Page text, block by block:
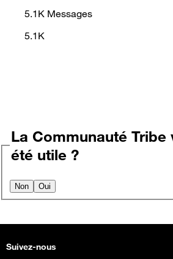
5.1K Messages
5.1K
La Communauté Tribe
été utile ?
Non Oui
Suivez-nous